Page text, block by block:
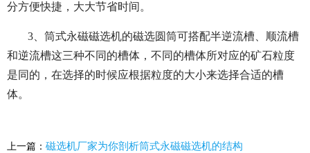
分方便快捷，大大节省时间。
3、筒式永磁磁选机的磁选圆筒可搭配半逆流槽、顺流槽
和逆流槽这三种不同的槽体，不同的槽体所对应的矿石粒度
是同的，在选择的时候应根据粒度的大小来选择合适的槽
体。
上一篇： 磁选机厂家为你剖析筒式永磁磁选机的结构